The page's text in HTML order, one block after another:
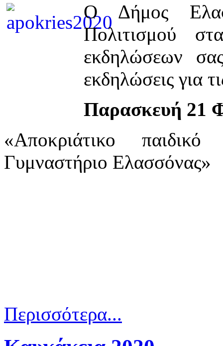
Ο Δήμος
Πολιτισμού
εκδηλώσεων
εκδηλώσεις για
Παρασκευή 21
«Αποκριάτικο
Γυμναστήριο Ελασσόνας»
Περισσότερα...